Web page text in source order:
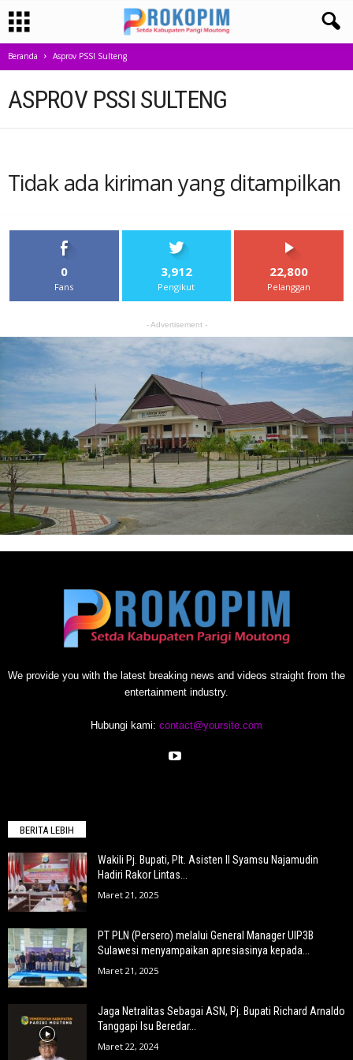
Beranda Asprov PSSI Sulteng
ASPROV PSSI SULTENG
Tidak ada kiriman yang ditampilkan
0
Fans
3,912
Pengikut
22,800
Pelanggan
- Advertisement -
We provide you with the latest breaking news and videos straight from the
entertainment industry.
Hubungi kami: contact@yoursite.com
BERITA LEBIH
Wakili Pj. Bupati, Plt. Asisten II Syamsu Najamudin
Hadiri Rakor Lintas...
Maret 21, 2025
PT PLN (Persero) melalui General Manager UIP3B
Sulawesi menyampaikan apresiasinya kepada...
Maret 21, 2025
Jaga Netralitas Sebagai ASN, Pj. Bupati Richard Arnaldo
Tanggapi Isu Beredar...
Maret 22, 2024